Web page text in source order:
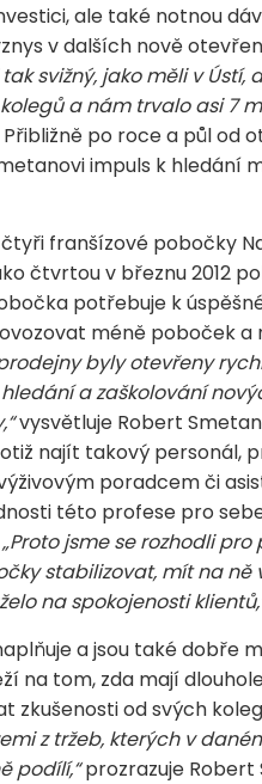
ale také notnou
v dalších nově
svižný, jako měli v Ústí,
a nám trvalo asi 7
po roce a půl od
impuls k hledání
franšízové pobočky
čtvrtou v březnu 2012
potřebuje k
méně poboček
byly otevřeny
a zaškolování
vysvětluje Robert
najít takový personál,
poradcem či
této profese pro
„Proto jsme se rozhodli
stabilizovat, mít na
na spokojenosti
a jsou také dobře
na tom, zda mají
od svých
z tržeb, kterých v
podílí,“prozrazuje Robert